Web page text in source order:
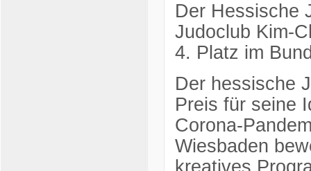
Der Hessische
Judoclub Kim-
4. Platz im
Der hessische
Preis für seine
Corona-
Wiesbaden